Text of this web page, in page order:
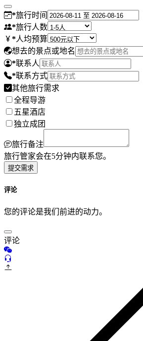
*旅行时间
*旅行人数
*人均预算
想去的景点或地名
*联系人
*联系方式
其他旅行需求
全程导游
五星酒店
独立成团
旅行备注
旅行管家会在5分钟内联系您。
提交需求
评论
您的评论是我们前进的动力。
评论